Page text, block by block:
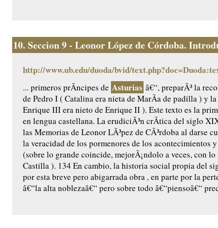
10. Seccion 9 - Leonor López de Córdoba.
http://www.ub.edu/duoda/bvid/
... primeros prÃ­ncipes de Asturias â€“, preparÃ³ la
de Pedro I ( Catalina era nieta de MarÃ­a de padilla ) y
Enrique III era nieto de Enrique II ). Este texto es la
en lengua castellana. La erudiciÃ³n crÃ­tica del siglo
las Memorias de Leonor LÃ³pez de CÃ³rdoba al darse
la veracidad de los pormenores de los acontecimientos
(sobre lo grande coincide, mejorÃ¡ndolo a veces, con
Castilla ). 134 En cambio, la historia social propia del
por esta breve pero abigarrada obra , en parte por la
â€“la alta noblezaâ€“ pero sobre todo â€“piensoâ€“